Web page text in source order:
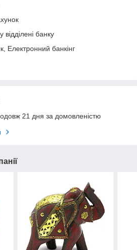
банку
Електронний банкінг
21 дня за домовленістю